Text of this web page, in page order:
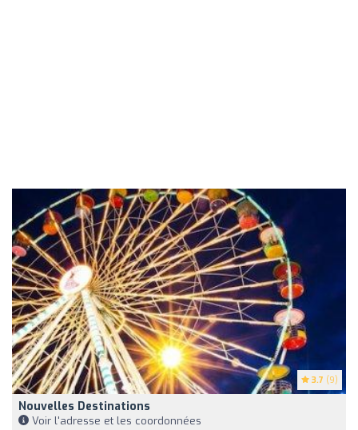
3.7 (9)
Nouvelles Destinations
Voir l'adresse et les coordonnées